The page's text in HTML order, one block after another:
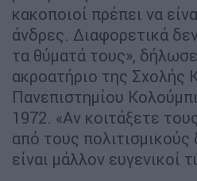
κακοποιοί πρέπει να
άνδρες. Διαφορετικά
τα θύματά τους»,
ακροατήριο της Σχολής
Πανεπιστημίου
1972. «Αν κοιτάξετε
από τους
είναι μάλλον ευγενικοί